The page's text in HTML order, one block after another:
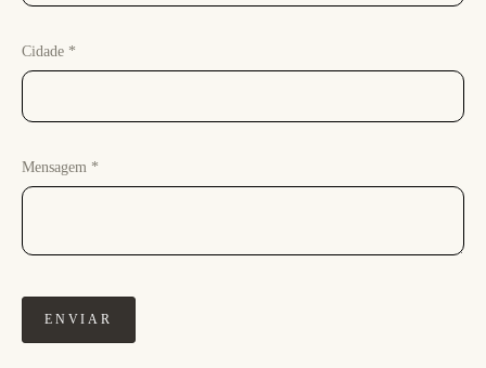
Cidade *
Mensagem *
ENVIAR